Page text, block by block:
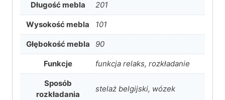
Długość mebla 201
Wysokość mebla 101
Głębokość mebla 90
Funkcje funkcja relaks, rozkładanie
Sposób
rozkładania
stelaż belgijski, wózek